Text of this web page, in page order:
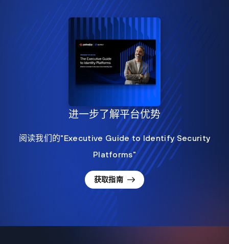
进一步了解平台优势
阅读我们的"Executive Guide to Identify Security
Platforms"
获取指南